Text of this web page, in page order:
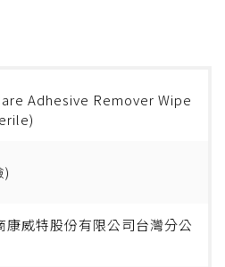
Adhesive Remover Wipe
)
康威特股份有限公司台灣分公